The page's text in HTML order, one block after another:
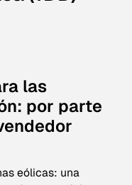
las
por parte
eólicas: una